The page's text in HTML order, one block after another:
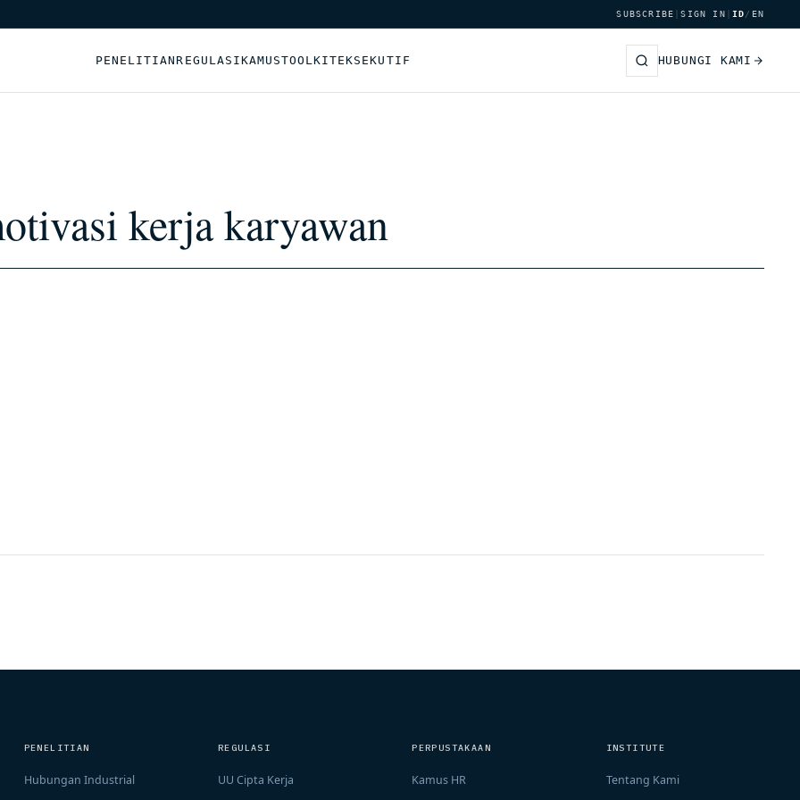
SUBSCRIBE |SIGN IN ID/ EN
PENELITIANREGULASIKAMUSTOOLKITEKSEKUTIF HUBUNGI KAMI
kerja karyawan
PENELITIAN
Hubungan Industrial
REGULASI
UU Cipta Kerja
PERPUSTAKAAN
Kamus HR
INSTITUTE
Tentang Kami